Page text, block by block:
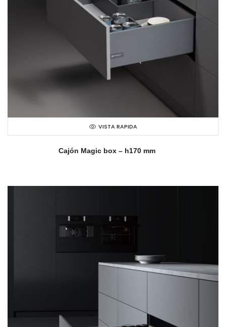
VISTA RAPIDA
Cajón Magic box – h170 mm